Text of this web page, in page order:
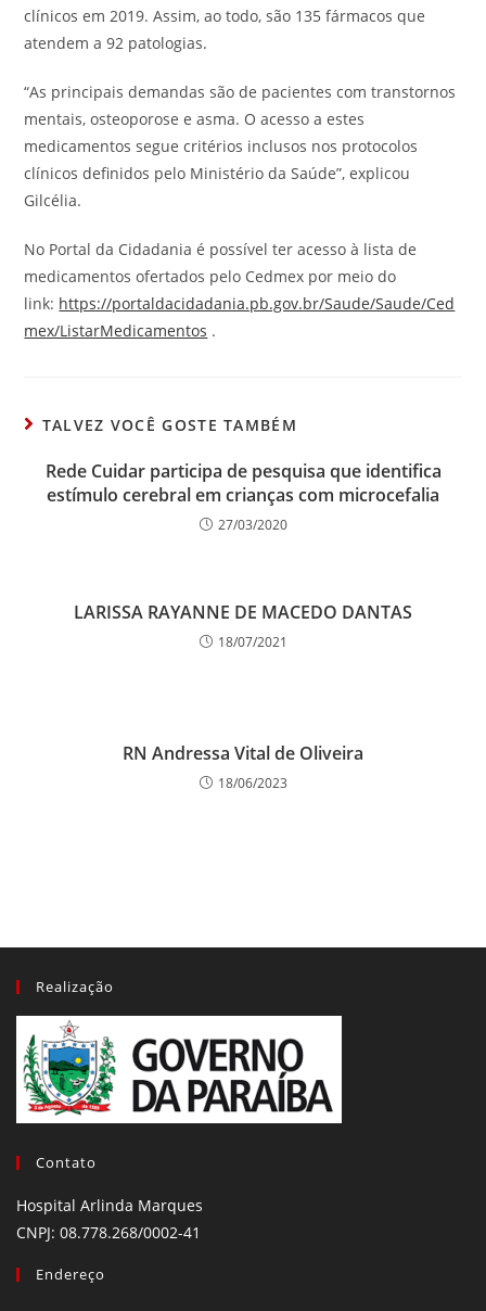
clínicos em 2019. Assim, ao todo, são 135 fármacos que
atendem a 92 patologias.
“As principais demandas são de pacientes com transtornos
mentais, osteoporose e asma. O acesso a estes
medicamentos segue critérios inclusos nos protocolos
clínicos definidos pelo Ministério da Saúde”, explicou
Gilcélia.
No Portal da Cidadania é possível ter acesso à lista de
medicamentos ofertados pelo Cedmex por meio do
link: https://portaldacidadania.pb.gov.br/Saude/Saude/Ced
mex/ListarMedicamentos .
TALVEZ VOCÊ GOSTE TAMBÉM
Rede Cuidar participa de pesquisa que identifica
estímulo cerebral em crianças com microcefalia
27/03/2020
LARISSA RAYANNE DE MACEDO DANTAS
18/07/2021
RN Andressa Vital de Oliveira
18/06/2023
Realização
Contato
Hospital Arlinda Marques
CNPJ: 08.778.268/0002-41
Endereço